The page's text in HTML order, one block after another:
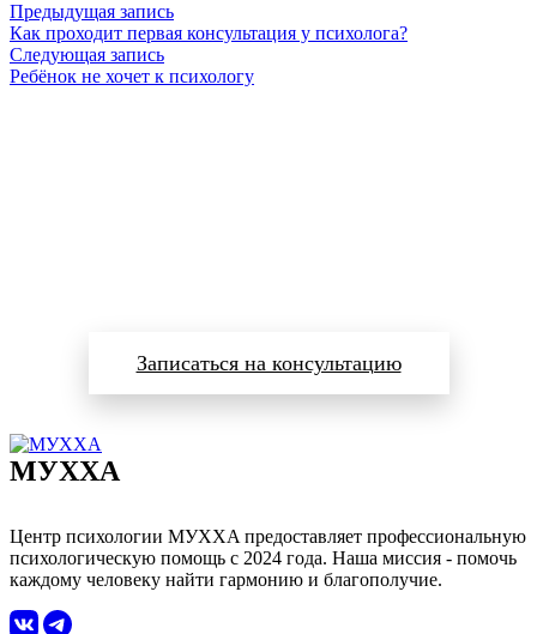
Предыдущая запись
Как проходит первая консультация у психолога?
Следующая запись
Ребёнок не хочет к психологу
Записаться на консультацию
MУXXA
Центр психологии MУXXA предоставляет профессиональную
психологическую помощь с 2024 года. Наша миссия - помочь
каждому человеку найти гармонию и благополучие.